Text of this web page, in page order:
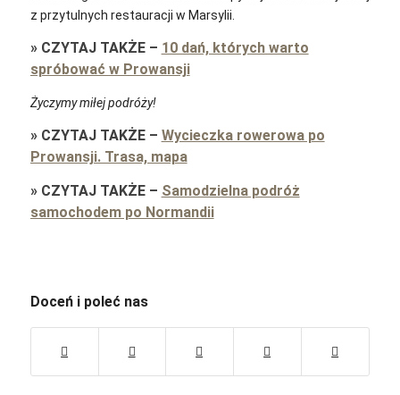
z przytulnych restauracji w Marsylii.
» CZYTAJ TAKŻE– 10 dań, których warto
spróbować w Prowansji
Życzymy miłej podróży!
» CZYTAJ TAKŻE– Wycieczka rowerowa po
Prowansji. Trasa, mapa
» CZYTAJ TAKŻE– Samodzielna podróż
samochodem po Normandii
Doceń i poleć nas